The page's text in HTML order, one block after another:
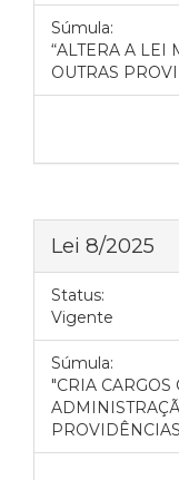
Súmula:
“ALTERA A LEI
OUTRAS
Lei 8/2025
Status:
Vigente
Súmula:
"CRIA